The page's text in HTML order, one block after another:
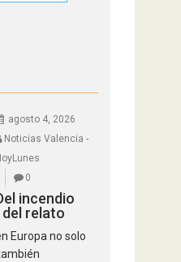
agosto 4, 2026
Noticias Valencia -
0
incendio
del relato
Europa no solo